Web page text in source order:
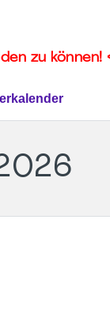
zu können!